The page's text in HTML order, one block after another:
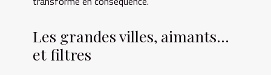
Les grandes villes, aimants…
et filtres